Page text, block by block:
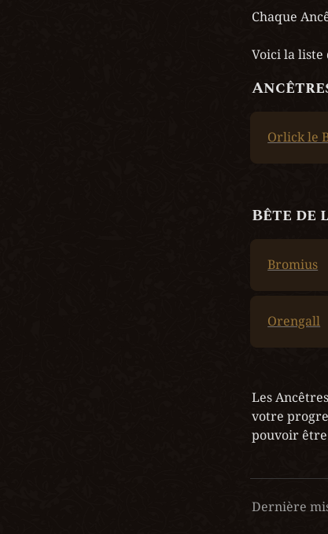
Chaque
Voici la liste
Orlick le
Bête de
Bromius
Orengall
Les
votre
pouvoir
Dernière